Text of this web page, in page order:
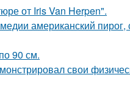
от Iris Van Herpen".
американский пирог,
90 см.
свои